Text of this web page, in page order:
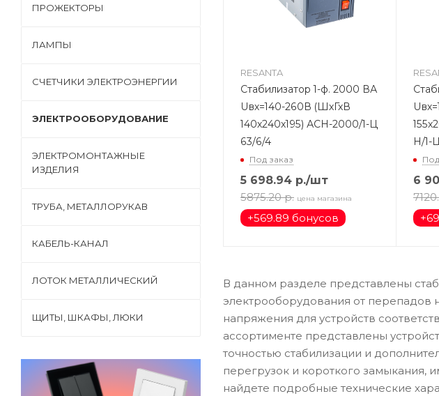
RESANTA
Стабилизатор 1-ф. 2000 ВА
Uвх=140-260В (ШхГхВ
140х240х195) АСН-2000/1-Ц
63/6/4
Под заказ
5 698.94 р./шт
5875.20 р. цена магазина
+569.89 бонусов
Н/1-
6
+
В данном разделе представлены
электрооборудования от
напряжения для устройств
ассортименте представлены
точностью стабилизации и
перегрузок и короткого
найдете подробные технические
ПРОЖЕКТОРЫ
ЛАМПЫ
СЧЕТЧИКИ ЭЛЕКТРОЭНЕРГИИ
ЭЛЕКТРООБОРУДОВАНИЕ
ЭЛЕКТРОМОНТАЖНЫЕ
ИЗДЕЛИЯ
ТРУБА, МЕТАЛЛОРУКАВ
КАБЕЛЬ-КАНАЛ
ЛОТОК МЕТАЛЛИЧЕСКИЙ
ЩИТЫ, ШКАФЫ, ЛЮКИ